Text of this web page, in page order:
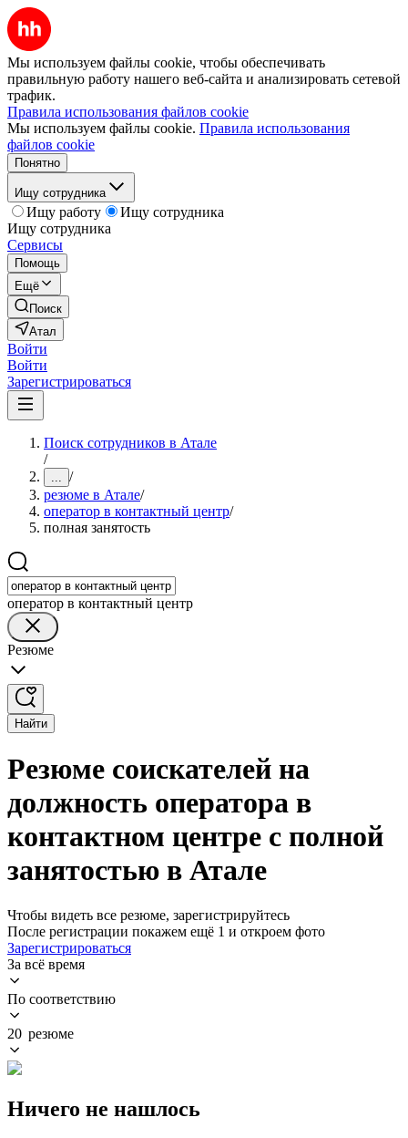
Мы используем файлы cookie, чтобы обеспечивать
правильную работу нашего веб-сайта и анализировать сетевой
трафик.
Правила использования файлов cookie
Мы используем файлы cookie. Правила использования
файлов cookie
Понятно
Ищу сотрудника
Ищу работу
Ищу сотрудника
Ищу сотрудника
Сервисы
Помощь
Ещё
Поиск
Атал
Войти
Войти
Зарегистрироваться
Поиск сотрудников в Атале
/
... /
резюме в Атале/
оператор в контактный центр/
полная занятость
оператор в контактный центр
Резюме
Найти
Резюме соискателей на
должность оператора в
контактном центре с полной
занятостью в Атале
Чтобы видеть все резюме, зарегистрируйтесь
После регистрации покажем ещё 1 и откроем фото
Зарегистрироваться
За всё время
По соответствию
20 резюме
Ничего не нашлось